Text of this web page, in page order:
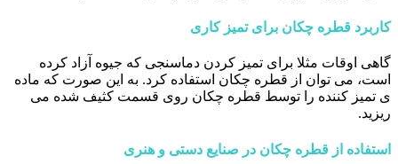
کاربرد قطره چکان برای تمیز کاری
گاهی اوقات مثلا برای تمیز کردن دماسنجی که جیوه آزاد کرده
است، می توان از قطره چکان استفاده کرد. به این صورت که ماده
ی تمیز کننده را توسط قطره چکان روی قسمت کثیف شده می
ریزید.
استفاده از قطره چکان در صنایع دستی و هنری